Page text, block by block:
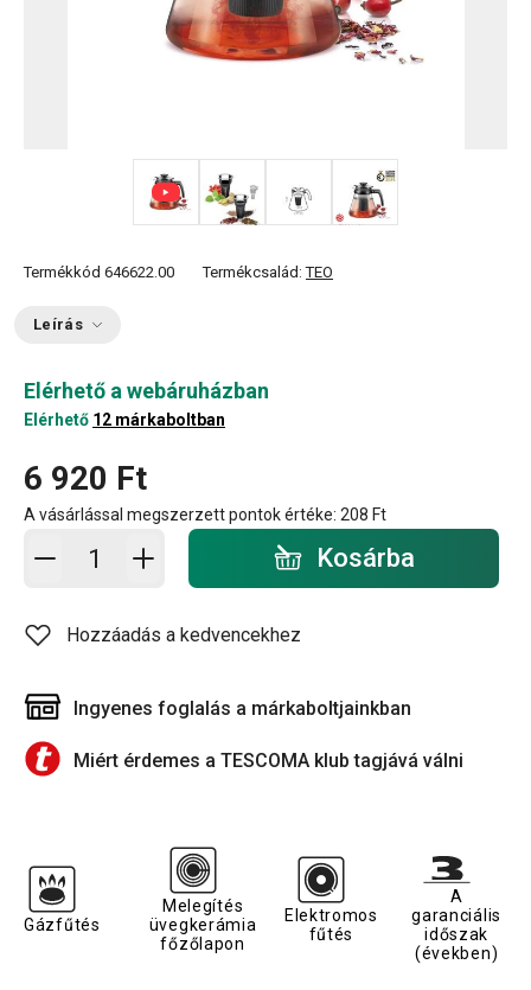
Termékkód 646622.00 Termékcsalád:TEO
Leírás
Elérhető a webáruházban
Elérhető 12 márkaboltban
6 920 Ft
A vásárlással megszerzett pontok értéke: 208 Ft
Kosárba - mennyiség Kosárba
Hozzáadás a kedvencekhez
Ingyenes foglalás a márkaboltjainkban
Miért érdemes a TESCOMA klub tagjává válni
Gázfűtés
Melegítés
üvegkerámia
főzőlapon
Elektromos
fűtés
A
garanciális
időszak
(években)